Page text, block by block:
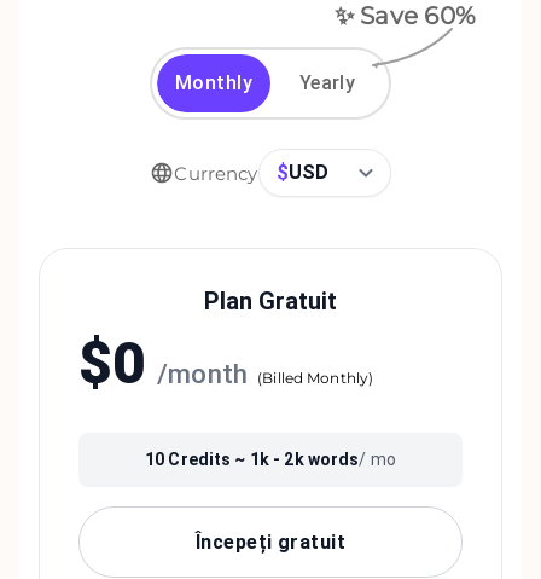
✨ Save 60%
Monthly Yearly
Currency $USD
Plan Gratuit
$0 /month (Billed Monthly)
10 Credits ~ 1k - 2kwords/ mo
Începeți gratuit